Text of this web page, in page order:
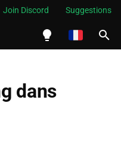
Join Discord Suggestions
dans